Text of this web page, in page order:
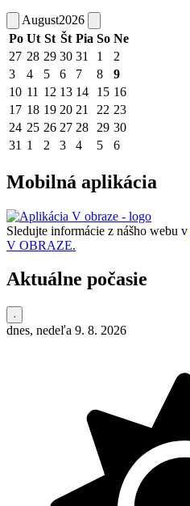
August2026
Po Ut St Št Pia So Ne
27 28 29 30 31 1
2
3
4 5 6 7 8
9
10 11 12 13 14 15 16
17 18 19 20 21 22 23
24 25 26 27 28 29 30
31 1 2 3 4 5 6
Mobilná aplikácia
Sledujte informácie z nášho webu v
V OBRAZE.
Aktuálne počasie
dnes, nedeľa 9. 8. 2026